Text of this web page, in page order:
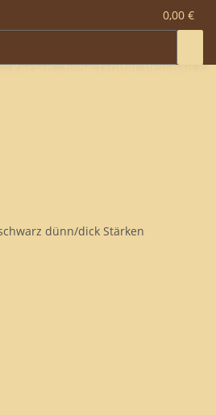
0,00 €